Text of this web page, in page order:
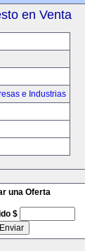
en Venta
e Industrias
una Oferta
$